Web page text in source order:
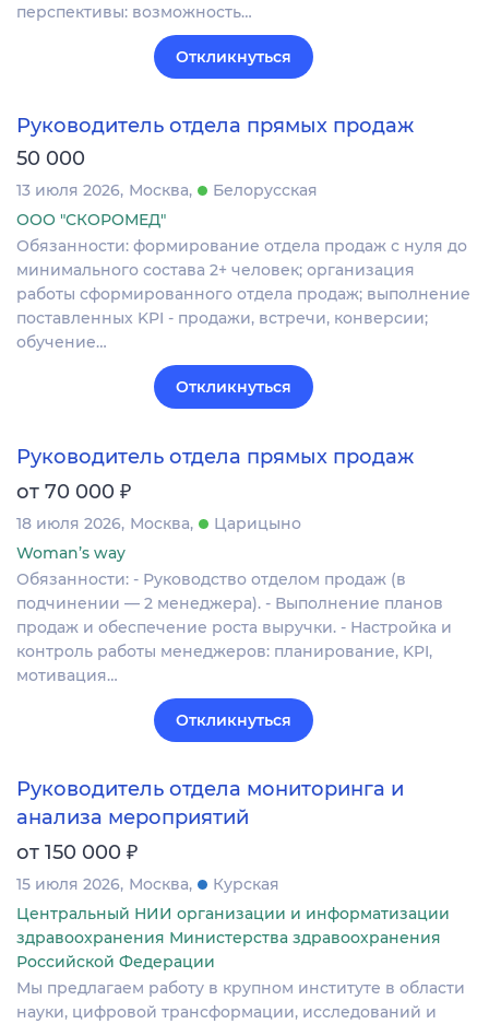
перспективы: возможность…
Откликнуться
Руководитель отдела прямых продаж
50 000
13 июля 2026 Москва
Белорусская
ООО "СКОРОМЕД"
Обязанности: формирование отдела продаж с нуля до
минимального состава 2+ человек; организация
работы сформированного отдела продаж; выполнение
поставленных KPI - продажи, встречи, конверсии;
обучение…
Откликнуться
Руководитель отдела прямых продаж
от 70 000 ₽
18 июля 2026 Москва
Царицыно
Woman’s way
Обязанности: - Руководство отделом продаж (в
подчинении — 2 менеджера). - Выполнение планов
продаж и обеспечение роста выручки. - Настройка и
контроль работы менеджеров: планирование, KPI,
мотивация…
Откликнуться
Руководитель отдела мониторинга и
анализа мероприятий
от 150 000 ₽
15 июля 2026 Москва
Курская
Центральный НИИ организации и информатизации
здравоохранения Министерства здравоохранения
Российской Федерации
Мы предлагаем работу в крупном институте в области
науки, цифровой трансформации, исследований и